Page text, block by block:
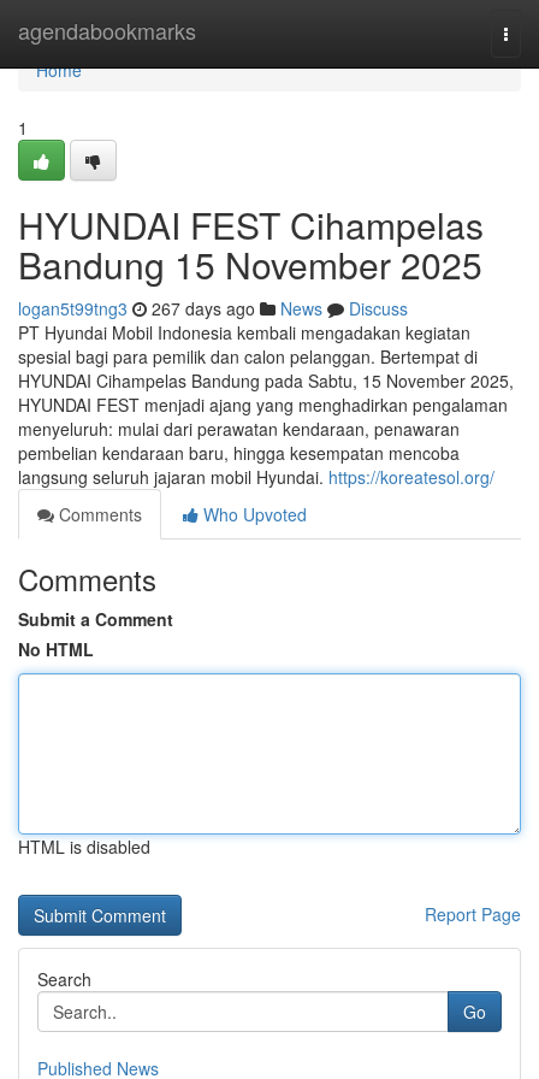
agendabookmarks
Home
Home
1
HYUNDAI FEST Cihampelas
Bandung 15 November 2025
logan5t99tng3 267 days ago News
Discuss
PT Hyundai Mobil Indonesia kembali mengadakan kegiatan
spesial bagi para pemilik dan calon pelanggan. Bertempat di
HYUNDAI Cihampelas Bandung pada Sabtu, 15 November 2025,
HYUNDAI FEST menjadi ajang yang menghadirkan pengalaman
menyeluruh: mulai dari perawatan kendaraan, penawaran
pembelian kendaraan baru, hingga kesempatan mencoba
langsung seluruh jajaran mobil Hyundai. https://koreatesol.org/
Comments
Who Upvoted
Comments
Submit a Comment
No HTML
HTML is disabled
Report Page
Search
Go
Published News